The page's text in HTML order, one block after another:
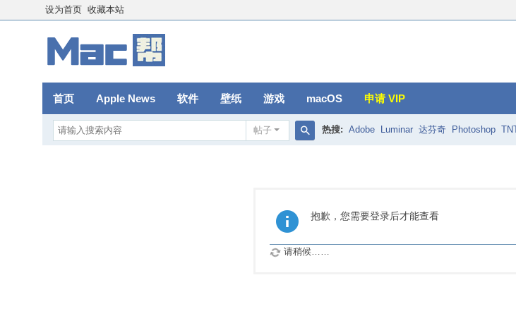
设为首页 收藏本站
首页 Apple News 软件 壁纸 游戏 macOS 申请 VIP
帖子 热搜: Adobe Luminar 达芬奇 Photoshop
抱歉，您需要登录后才能查看
请稍候……